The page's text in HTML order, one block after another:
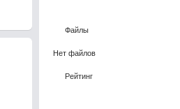
Файлы
Нет файлов
Рейтинг